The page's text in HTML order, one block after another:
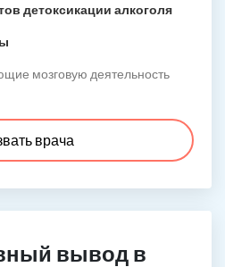
детоксикации алкоголя
мозговую деятельность
врача
вывод в